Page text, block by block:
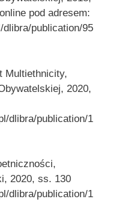
pod adresem:
publication/95
Multiethnicity,
2020,
dlibra/publication/1
2020, ss. 130
dlibra/publication/1